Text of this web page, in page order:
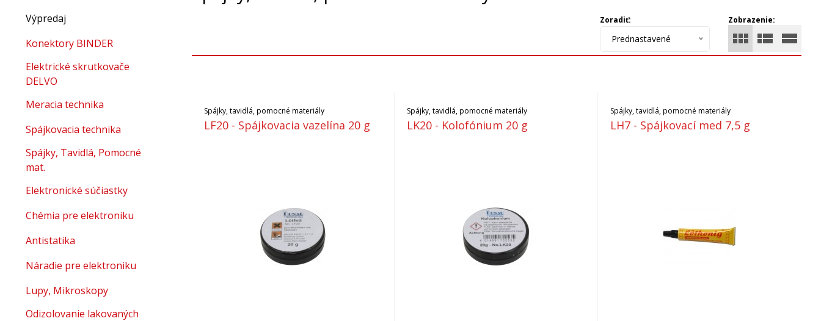
Zobrazenie:
Zoradiť:
Prednastavené
Spájky, tavidlá, pomocné materiály
LF20 - Spájkovacia vazelína 20 g
Spájky, tavidlá, pomocné materiály
LK20 - Kolofónium 20 g
Spájky, tavidlá, pomocné materiály
LH7 - Spájkovací med 7,5 g
Výpredaj
Konektory BINDER
Elektrické skrutkovače
DELVO
Meracia technika
Spájkovacia technika
Spájky, Tavidlá, Pomocné
mat.
Elektronické súčiastky
Chémia pre elektroniku
Antistatika
Náradie pre elektroniku
Lupy, Mikroskopy
Odizolovanie lakovaných